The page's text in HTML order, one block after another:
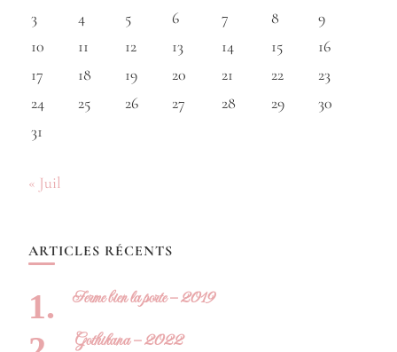
3
4 5 6 7 8
9
10
11 12 13 14 15
16
17
18 19 20 21 22
23
24
25 26 27 28 29
30
31
« Juil
ARTICLES RÉCENTS
Ferme bien la porte – 2019
Gothikana – 2022